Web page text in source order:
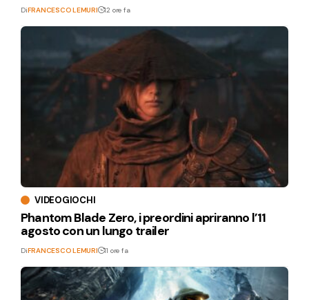
DiFRANCESCO LEMURI 12 ore fa
VIDEOGIOCHI
Phantom Blade Zero, i preordini apriranno l’11
agosto con un lungo trailer
DiFRANCESCO LEMURI 11 ore fa